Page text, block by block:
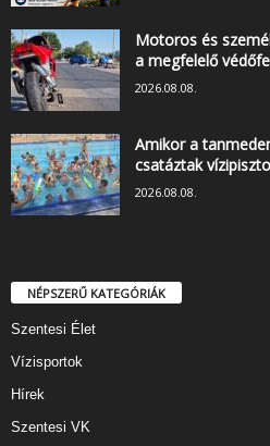
Motoros és
a megfelelő
2026.08.08.
Amikor a
csatáztak
2026.08.08.
NÉPSZERŰ KATEGÓRIÁK
Szentesi Élet
Vízisportok
Hírek
Szentesi VK